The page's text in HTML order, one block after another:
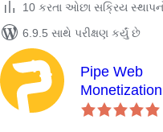
10 કરતા ઓછા સક્રિય
6.9.5 સાથે પરીક્ષણ કર્યું છે
Pipe Web
Monetization